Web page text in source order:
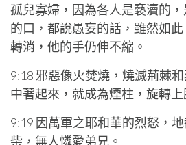
孤兒寡婦，因為各人是褻瀆的
的口，都說愚妄的話，雖然如
轉消，他的手仍伸不縮。
9:18 邪惡像火焚燒，燒滅荊棘
中著起來，就成為煙柱，旋轉上
9:19 因萬軍之耶和華的烈怒，
柴，無人憐愛弟兄。